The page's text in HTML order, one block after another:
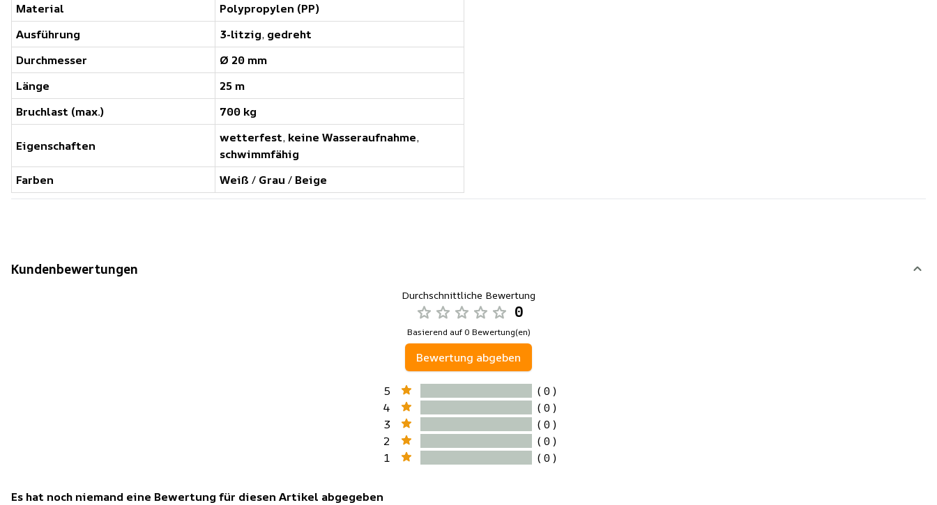
Material
Polypropylen (PP)
Ausführung
3-litzig, gedreht
Durchmesser
Ø 20 mm
Länge
25 m
Bruchlast (max.)
700 kg
Eigenschaften
wetterfest, keine Wasseraufnahme,
schwimmfähig
Farben
Weiß / Grau/Beige
Kundenbewertungen
Durchschnittliche Bewertung
0
Basierend auf 0 Bewertung(en)
Bewertung abgeben
5
( 0 )
4
( 0 )
3
( 0 )
2
( 0 )
1
( 0 )
Es hat noch niemand eine Bewertung für diesen Artikel abgegeben